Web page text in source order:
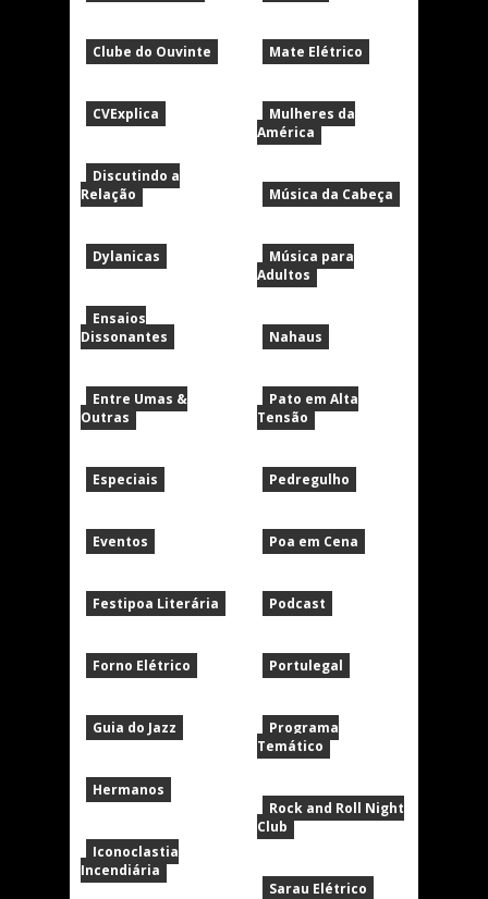
Clube do Ouvinte
CVExplica
Discutindo a
Relação
Dylanicas
Ensaios
Dissonantes
Entre Umas &
Outras
Especiais
Eventos
Festipoa Literária
Forno Elétrico
Guia do Jazz
Hermanos
Iconoclastia
Incendiária
Mate Elétrico
Mulheres da
América
Música da Cabeça
Música para
Adultos
Nahaus
Pato em Alta
Tensão
Pedregulho
Poa em Cena
Podcast
Portulegal
Programa
Temático
Rock and Roll Night
Club
Sarau Elétrico